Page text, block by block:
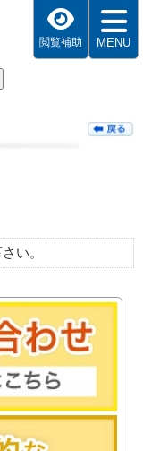
閲覧補助 MENU
い。